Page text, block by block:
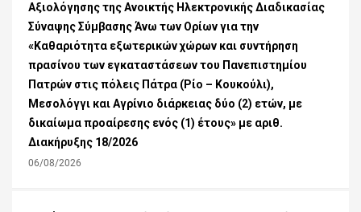
Αξιολόγησης της Ανοικτής Ηλεκτρονικής Διαδικασίας
Σύναψης Σύμβασης Άνω των Ορίων για την
«Καθαριότητα εξωτερικών χώρων και συντήρηση
πρασίνου των εγκαταστάσεων του Πανεπιστημίου
Πατρών στις πόλεις Πάτρα (Ρίο – Κουκούλι),
Μεσολόγγι και Αγρίνιο διάρκειας δύο (2) ετών, με
δικαίωμα προαίρεσης ενός (1) έτους» με αριθ.
Διακήρυξης 18/2026
06/08/2026